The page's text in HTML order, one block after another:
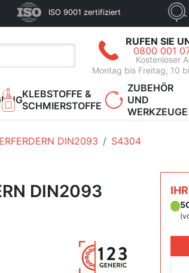
ISO 9001 zertifiziert
RUFEN SIE
0800 001
Kostenloser
Montag bis Freitag, 10
KLEBSTOFFE &
SCHMIERSTOFFE
ZUBEHÖR
UND
WERKZEUGE
DIN2093 S4304
DIN2093
(